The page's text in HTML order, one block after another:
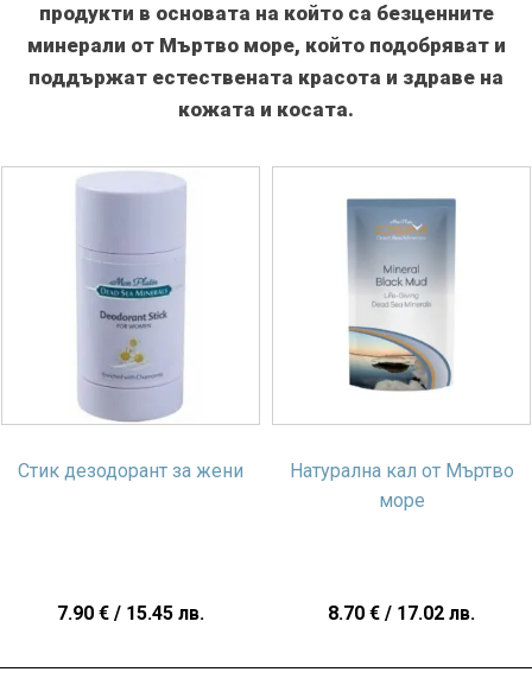
продукти в основата на който са безценните
минерали от Мъртво море, който подобряват и
поддържат естествената красота и здраве на
кожата и косата.
Стик дезодорант за жени
7.90 € / 15.45 лв.
Натурална кал от Мъртво
море
8.70 € / 17.02 лв.